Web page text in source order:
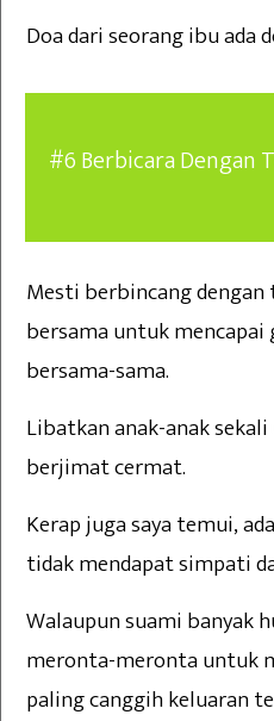
Doa dari seorang ibu ada
#6 Berbicara Dengan
Mesti berbincang
bersama untuk
bersama-sama.
Libatkan anak-anak
berjimat cermat.
Kerap juga saya temui,
tidak mendapat simpati
Walaupun suami banyak
meronta-meronta untuk
paling canggih keluaran